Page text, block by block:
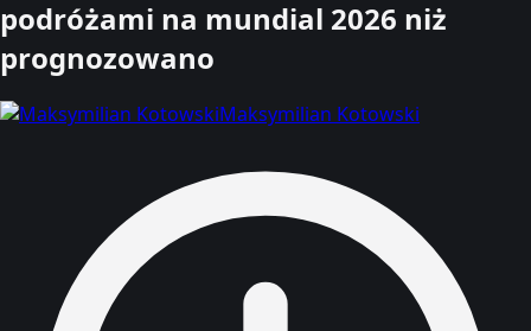
podróżami na mundial 2026 niż
prognozowano
Maksymilian Kotowski